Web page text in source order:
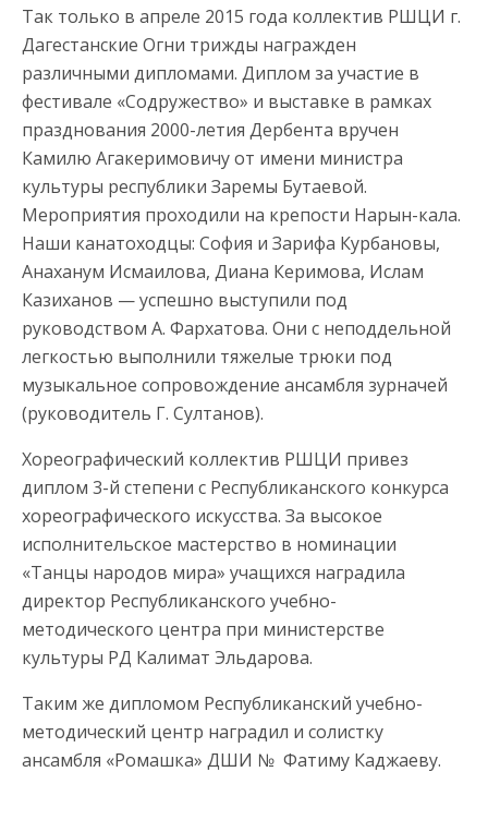
Так только в апреле 2015 года коллектив РШЦИ г.
Дагестанские Огни трижды награжден
различными дипломами. Диплом за участие в
фестивале «Содружество» и выставке в рамках
празднования 2000-летия Дербента вручен
Камилю Агакеримовичу от имени министра
культуры республики Заремы Бутаевой.
Мероприятия проходили на крепости Нарын-кала.
Наши канатоходцы: София и Зарифа Курбановы,
Анаханум Исмаилова, Диана Керимова, Ислам
Казиханов — успешно выступили под
руководством А. Фархатова. Они с неподдельной
легкостью выполнили тяжелые трюки под
музыкальное сопровождение ансамбля зурначей
(руководитель Г. Султанов).
Хореографический коллектив РШЦИ привез
диплом 3-й степени с Республиканского конкурса
хореографического искусства. За высокое
исполнительское мастерство в номинации
«Танцы народов мира» учащихся наградила
директор Республиканского учебно-
методического центра при министерстве
культуры РД Калимат Эльдарова.
Таким же дипломом Республиканский учебно-
методический центр наградил и солистку
ансамбля «Ромашка» ДШИ № Фатиму Каджаеву.